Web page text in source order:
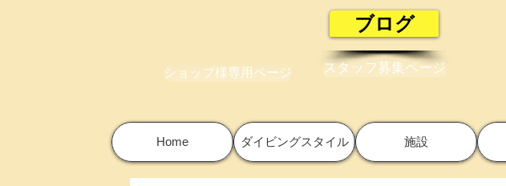
ブログ
ショップ様専用ページ スタッフ募集ページ
Home ダイビングスタイル 施設